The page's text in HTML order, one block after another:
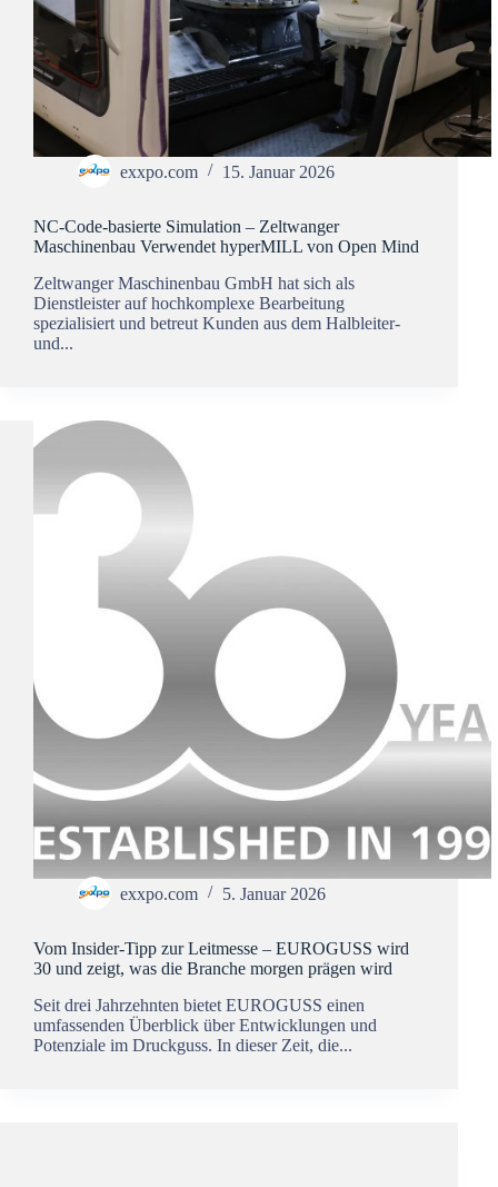
exxpo.com 15. Januar 2026
NC-Code-basierte Simulation – Zeltwanger
Maschinenbau Verwendet hyperMILL von Open Mind
Zeltwanger Maschinenbau GmbH hat sich als
Dienstleister auf hochkomplexe Bearbeitung
spezialisiert und betreut Kunden aus dem Halbleiter-
und...
exxpo.com 5. Januar 2026
Vom Insider-Tipp zur Leitmesse – EUROGUSS wird
30 und zeigt, was die Branche morgen prägen wird
Seit drei Jahrzehnten bietet EUROGUSS einen
umfassenden Überblick über Entwicklungen und
Potenziale im Druckguss. In dieser Zeit, die...